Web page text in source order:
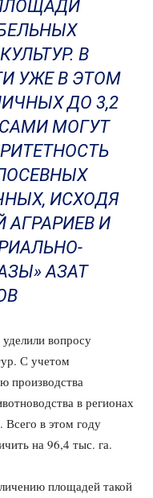
В
УЖЕ В ЭТОМ
ДО 3,2
МОГУТ
ИСХОДЯ
И
АЗАТ
вопросу
С учетом
производства
в регионах
Всего в этом году
на 96,4 тыс. га.
площадей такой